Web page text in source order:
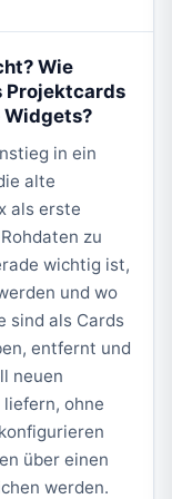
Wie
Projektcards
in ein
alte
als erste
zu
wichtig ist,
und wo
sind als Cards
entfernt und
neuen
ohne
über einen
werden.